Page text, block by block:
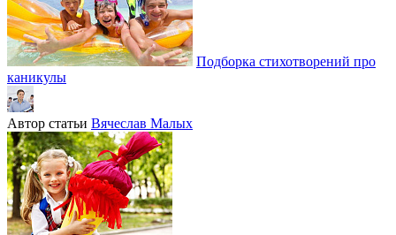
Подборка стихотворений про
каникулы
Автор статьи Вячеслав Малых